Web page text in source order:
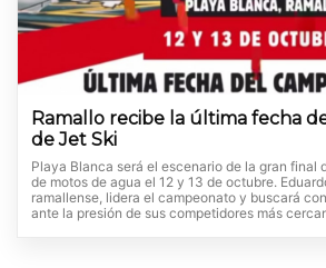
Ramallo recibe la última fecha
de Jet Ski
Playa Blanca será el escenario de la gran final
de motos de agua el 12 y 13 de octubre.
ramallense, lidera el campeonato y buscará
ante la presión de sus competidores más